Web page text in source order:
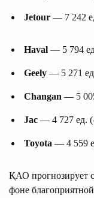
Jetour — 7 242
Haval — 5 794
Geely — 5 271
Changan — 5
Jac — 4 727 ед.
Toyota — 4 559
ҚАО прогнозирует
фоне